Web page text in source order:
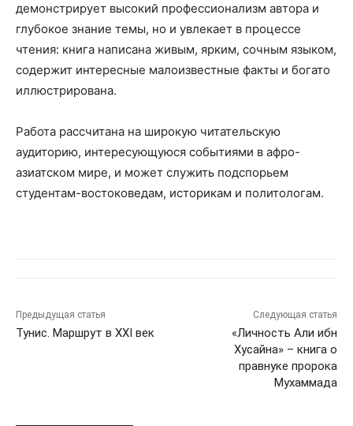
демонстрирует высокий профессионализм автора и
глубокое знание темы, но и увлекает в процессе
чтения: книга написана живым, ярким, сочным языком,
содержит интересные малоизвестные факты и богато
иллюстрирована.
Работа рассчитана на широкую читательскую
аудиторию, интересующуюся событиями в афро-
азиатском мире, и может служить подспорьем
студентам-востоковедам, историкам и политологам.
Предыдущая статья
Тунис. Маршрут в XXI век
Следующая статья
«Личность Али ибн
Хусайна» – книга о
правнуке пророка
Мухаммада